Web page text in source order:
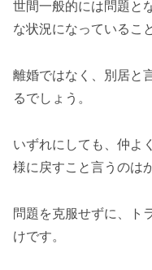
世間一般的には問題と
な状況になっているこ
離婚ではなく、別居と
るでしょう。
いずれにしても、仲よ
様に戻すこと言うのは
問題を克服せずに、ト
けです。